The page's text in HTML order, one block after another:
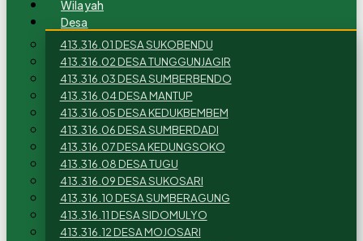
Wilayah
Desa
413.316.01 DESA SUKOBENDU
413.316.02 DESA TUNGGUNJAGIR
413.316.03 DESA SUMBERBENDO
413.316.04 DESA MANTUP
413.316.05 DESA KEDUKBEMBEM
413.316.06 DESA SUMBERDADI
413.316.07 DESA KEDUNGSOKO
413.316.08 DESA TUGU
413.316.09 DESA SUKOSARI
413.316.10 DESA SUMBERAGUNG
413.316.11 DESA SIDOMULYO
413.316.12 DESA MOJOSARI